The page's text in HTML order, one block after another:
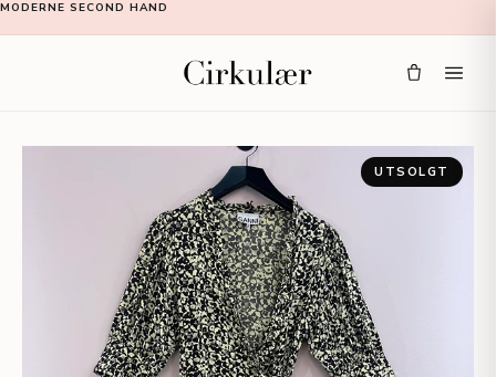
MODERNE SECOND HAND
UTSOLGT